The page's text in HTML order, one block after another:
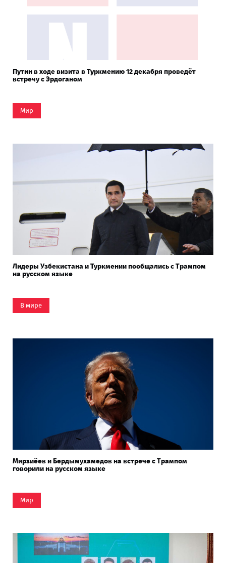
Путин в ходе визита в Туркмению 12 декабря проведёт
встречу с Эрдоганом
Мир
Лидеры Узбекистана и Туркмении пообщались с Трампом
на русском языке
В мире
Мирзиёев и Бердымухамедов на встрече с Трампом
говорили на русском языке
Мир